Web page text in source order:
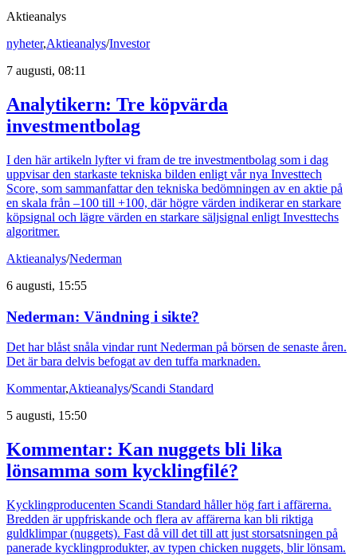
Aktieanalys
nyheter,Aktieanalys/Investor
7 augusti, 08:11
Analytikern: Tre köpvärda
investmentbolag
I den här artikeln lyfter vi fram de tre investmentbolag som i dag
uppvisar den starkaste tekniska bilden enligt vår nya Investtech
Score, som sammanfattar den tekniska bedömningen av en aktie på
en skala från –100 till +100, där högre värden indikerar en starkare
köpsignal och lägre värden en starkare säljsignal enligt Investtechs
algoritmer.
Aktieanalys/Nederman
6 augusti, 15:55
Nederman: Vändning i sikte?
Det har blåst snåla vindar runt Nederman på börsen de senaste åren.
Det är bara delvis befogat av den tuffa marknaden.
Kommentar,Aktieanalys/Scandi Standard
5 augusti, 15:50
Kommentar: Kan nuggets bli lika
lönsamma som kycklingfilé?
Kycklingproducenten Scandi Standard håller hög fart i affärerna.
Bredden är uppfriskande och flera av affärerna kan bli riktiga
guldklimpar (nuggets). Fast då vill det till att just storsatsningen på
panerade kycklingprodukter, av typen chicken nuggets, blir lönsam.